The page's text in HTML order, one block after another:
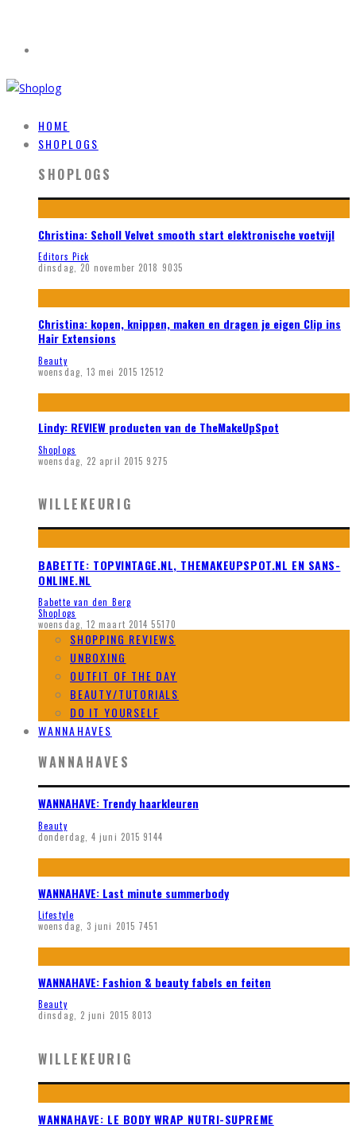
HOME
SHOPLOGS
SHOPLOGS
Christina: Scholl Velvet smooth start elektronische voetvijl
Editors Pick
dinsdag, 20 november 2018 9035
Christina: kopen, knippen, maken en dragen je eigen Clip ins
Hair Extensions
Beauty
woensdag, 13 mei 2015 12512
Lindy: REVIEW producten van de TheMakeUpSpot
Shoplogs
woensdag, 22 april 2015 9275
WILLEKEURIG
BABETTE: TOPVINTAGE.NL, THEMAKEUPSPOT.NL EN SANS-
ONLINE.NL
Babette van den Berg
Shoplogs
woensdag, 12 maart 2014 55170
SHOPPING REVIEWS
UNBOXING
OUTFIT OF THE DAY
BEAUTY/TUTORIALS
DO IT YOURSELF
WANNAHAVES
WANNAHAVES
WANNAHAVE: Trendy haarkleuren
Beauty
donderdag, 4 juni 2015 9144
WANNAHAVE: Last minute summerbody
Lifestyle
woensdag, 3 juni 2015 7451
WANNAHAVE: Fashion & beauty fabels en feiten
Beauty
dinsdag, 2 juni 2015 8013
WILLEKEURIG
WANNAHAVE: LE BODY WRAP NUTRI-SUPREME